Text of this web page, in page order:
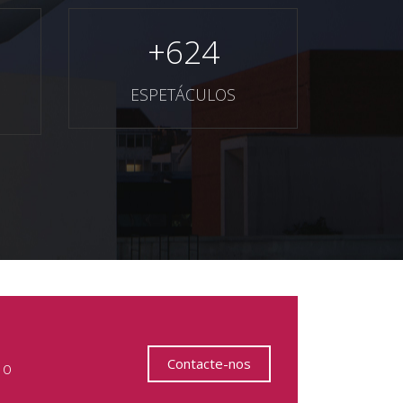
+624
ESPETÁCULOS
Contacte-nos